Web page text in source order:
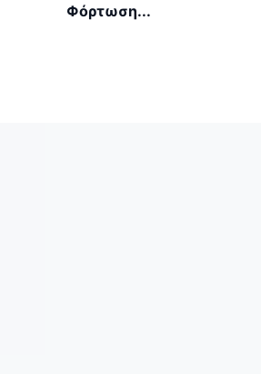
Φόρτωση...